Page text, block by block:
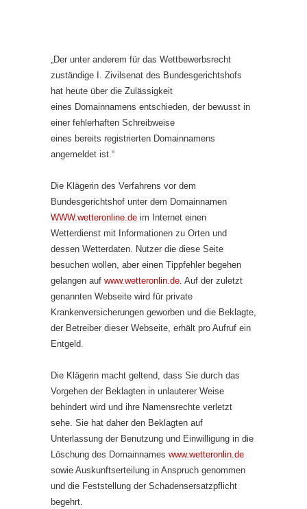
„Der unter anderem für das Wettbewerbsrecht
zuständige I. Zivilsenat des Bundesgerichtshofs
hat heute über die Zulässigkeit
eines Domainnamens entschieden, der bewusst in
einer fehlerhaften Schreibweise
eines bereits registrierten Domainnamens
angemeldet ist.“
Die Klägerin des Verfahrens vor dem
Bundesgerichtshof unter dem Domainnamen
WWW.wetteronline.de im Internet einen
Wetterdienst mit Informationen zu Orten und
dessen Wetterdaten. Nutzer die diese Seite
besuchen wollen, aber einen Tippfehler begehen
gelangen auf www.wetteronlin.de. Auf der zuletzt
genannten Webseite wird für private
Krankenversicherungen geworben und die Beklagte,
der Betreiber dieser Webseite, erhält pro Aufruf ein
Entgeld.
Die Klägerin macht geltend, dass Sie durch das
Vorgehen der Beklagten in unlauterer Weise
behindert wird und ihre Namensrechte verletzt
sehe. Sie hat daher den Beklagten auf
Unterlassung der Benutzung und Einwilligung in die
Löschung des Domainnames www.wetteronlin.de
sowie Auskunftserteilung in Anspruch genommen
und die Feststellung der Schadensersatzpflicht
begehrt.